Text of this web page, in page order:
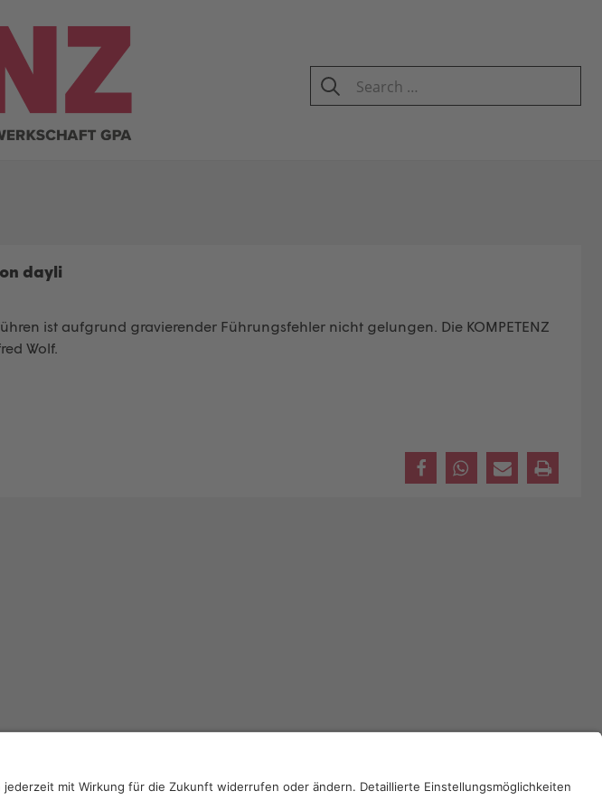
SEARCH
Search
for:
dayli
ist aufgrund gravierender Führungsfehler nicht gelungen. Die KOMPETENZ
Wolf.